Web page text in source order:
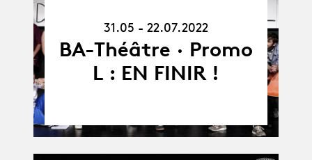
31.05 - 22.07.2022
BA-Théâtre · Promo
L : EN FINIR !